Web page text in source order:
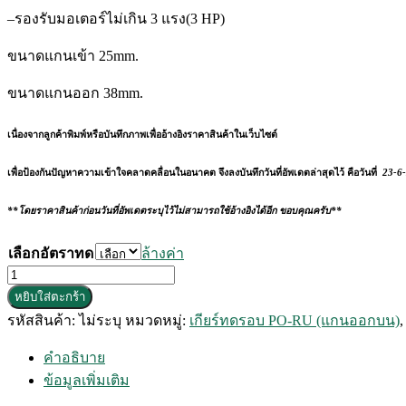
–รองรับมอเตอร์ไม่เกิน 3 แรง(3 HP)
ขนาดแกนเข้า 25mm.
ขนาดแกนออก 38mm.
เนื่องจากลูกค้าพิมพ์หรือบันทึกภาพเพื่ออ้างอิงราคาสินค้าในเว็บไซต์
เพื่อป้องกันปัญหาความเข้าใจคลาดคลื่อนในอนาคต จึงลงบันทึกวันที่อัพเดตล่าสุดไว้ คือวันที่ 23-
**โดยราคาสินค้าก่อนวันที่อัพเดตระบุไว้ไม่สามารถใช้อ้างอิงได้อีก ขอบคุณครับ**
เลือกอัตราทด
ล้างค่า
จำนวน
เกียร์
ทด
PORU25(100)
(ยี่ห้อ
หยิบใส่ตะกร้า
รหัสสินค้า:ไม่ระบุ หมวดหมู่: เกียร์ทดรอบ PO-RU (แกนออกบน),
คำอธิบาย
ข้อมูลเพิ่มเติม